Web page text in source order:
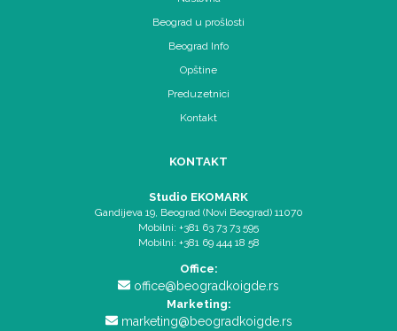
Beograd u prošlosti
Beograd Info
Opštine
Preduzetnici
Kontakt
KONTAKT
Studio EKOMARK
Gandijeva 19, Beograd (Novi Beograd) 11070
Mobilni: +381 63 73 73 595
Mobilni: +381 69 444 18 58
Office:
office@beogradkoigde.rs
Marketing:
marketing@beogradkoigde.rs